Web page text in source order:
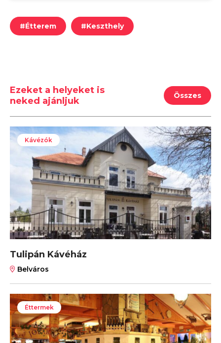
#Étterem #Keszthely
Ezeket a helyeket is
neked ajánljuk
Összes
Kávézók
Tulipán Kávéház
Belváros
Éttermek